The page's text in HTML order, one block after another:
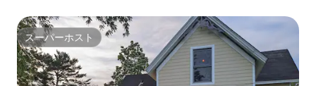
スーパーホスト
スーパーホスト